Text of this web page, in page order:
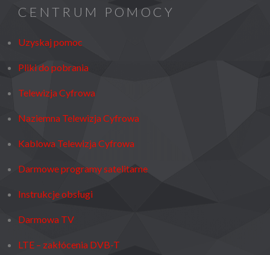
CENTRUM POMOCY
Uzyskaj pomoc
Pliki do pobrania
Telewizja Cyfrowa
Naziemna Telewizja Cyfrowa
Kablowa Telewizja Cyfrowa
Darmowe programy satelitarne
Instrukcje obsługi
Darmowa TV
LTE – zakłócenia DVB-T